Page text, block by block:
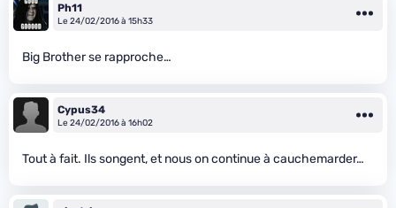
Ph11
Le 24/02/2016 à 15h33
Big Brother se rapproche…
Cypus34
Le 24/02/2016 à 16h02
Tout à fait. Ils songent, et nous on continue à cauchemarder…